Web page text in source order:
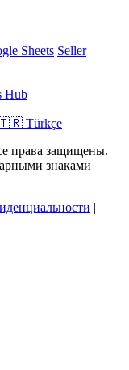
Sheets Seller
Hub
Türkçe
права защищены.
знаками
|